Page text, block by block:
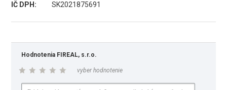
IČ DPH:
SK2021875691
Hodnotenia FIREAL, s.r.o.
vyber hodnotenie